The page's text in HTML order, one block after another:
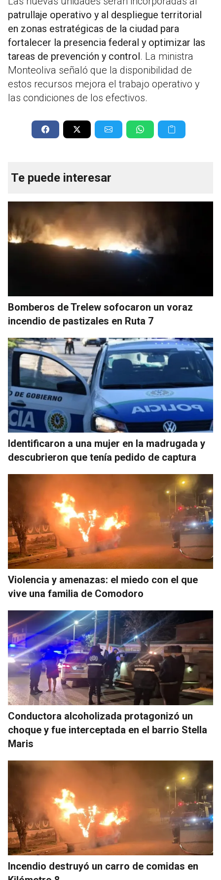
patrullaje operativo y al despliegue territorial
en zonas estratégicas de la ciudad para
fortalecer la presencia federal y optimizar las
tareas de prevención y control. La ministra
Monteoliva señaló que la disponibilidad de
estos recursos mejora el trabajo operativo y
las condiciones de los efectivos.
Te puede interesar
Bomberos de Trelew sofocaron un voraz
incendio de pastizales en Ruta 7
Identificaron a una mujer en la madrugada y
descubrieron que tenía pedido de captura
Violencia y amenazas: el miedo con el que
vive una familia de Comodoro
Conductora alcoholizada protagonizó un
choque y fue interceptada en el barrio Stella
Maris
Incendio destruyó un carro de comidas en